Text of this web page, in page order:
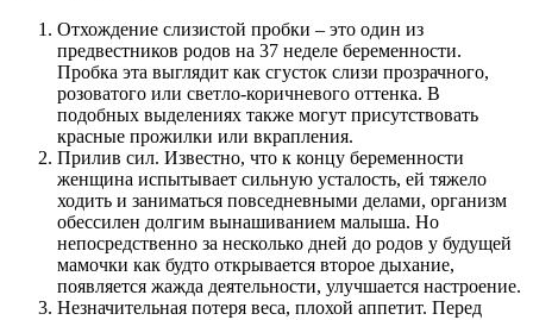
Отхождение слизистой пробки – это один из
предвестников родов на 37 неделе беременности.
Пробка эта выглядит как сгусток слизи прозрачного,
розоватого или светло-коричневого оттенка. В
подобных выделениях также могут присутствовать
красные прожилки или вкрапления.
Прилив сил. Известно, что к концу беременности
женщина испытывает сильную усталость, ей тяжело
ходить и заниматься повседневными делами, организм
обессилен долгим вынашиванием малыша. Но
непосредственно за несколько дней до родов у будущей
мамочки как будто открывается второе дыхание,
появляется жажда деятельности, улучшается настроение.
Незначительная потеря веса, плохой аппетит. Перед